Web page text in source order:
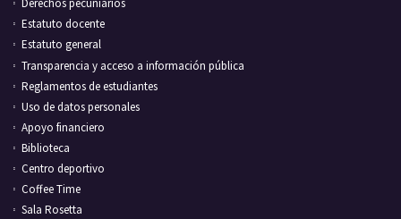
Derechos pecuniarios
Estatuto docente
Estatuto general
Transparencia y acceso a información pública
Reglamentos de estudiantes
Uso de datos personales
Apoyo financiero
Biblioteca
Centro deportivo
Coffee Time
Sala Rosetta